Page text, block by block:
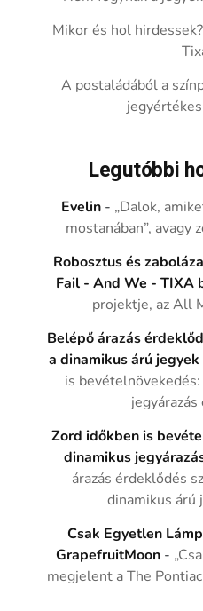
Mikor és hol
A postaládából a
Legutóbbi
Evelin - „Dalok,
mostanában”, avagy
Robosztus és
Fail - And We - TIXA
projektje, az All
Belépő árazás
a dinamikus árú
is
Zord időkben is
dinamikus
árazás érdeklődés
dinamikus árú
Csak Egyetlen
GrapefruitMoon -
megjelent a The